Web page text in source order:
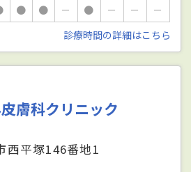
● ● － ● － －
－
診療時間の詳細はこちら
膚科クリニック
西平塚146番地1